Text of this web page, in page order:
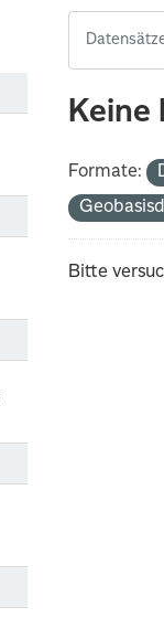
Keine
Formate:
Bitte